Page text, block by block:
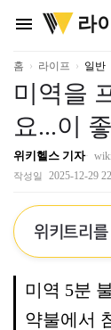
menu
위
키
리
라
홈 라이프 일반
미역을
요...이
위키헬스 기자
작성일 2025-12-29
위키트리
미역 5분
약불에서